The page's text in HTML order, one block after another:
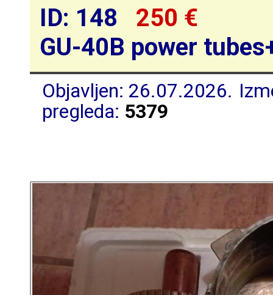
ID: 148 250 €
GU-40B power
Objavljen: 26.07.2026.
pregleda: 5379